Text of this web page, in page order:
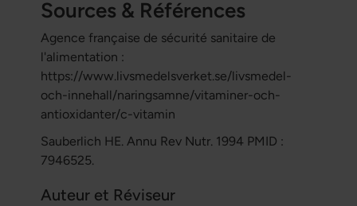
Sources & Références
Agence française de sécurité sanitaire de
l'alimentation :
https://www.livsmedelsverket.se/livsmedel-
och-innehall/naringsamne/vitaminer-och-
antioxidanter/c-vitamin
Sauberlich HE. Annu Rev Nutr. 1994 PMID :
7946525.
Auteur et Réviseur